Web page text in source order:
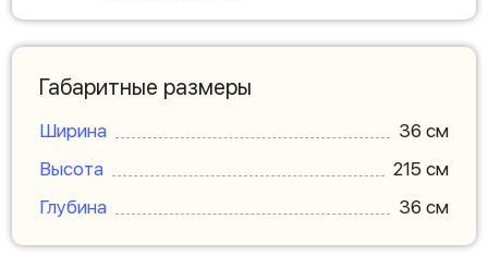
Габаритные размеры
Ширина
36 см
Высота
215 см
Глубина
36 см